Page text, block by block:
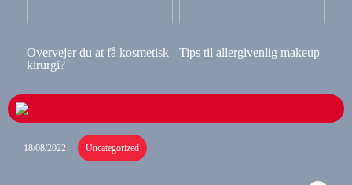
Overvejer du at få kosmetisk
kirurgi?
Tips til allergivenlig makeup
18/08/2022 Uncategorized